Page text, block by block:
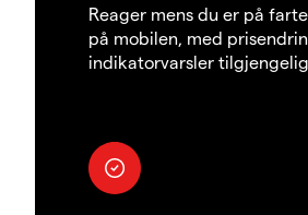
Reager mens du er på
på mobilen, med
indikatorvarsler